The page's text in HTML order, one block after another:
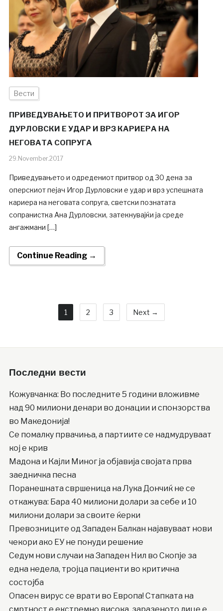
Вести
ПРИВЕДУВАЊЕТО И ПРИТВОРОТ ЗА ИГОР
ДУРЛОВСКИ Е УДАР И ВРЗ КАРИЕРА НА
НЕГОВАТА СОПРУГА
29.November.2017
Приведувањето и одредениот притвор од 30 дена за
оперскиот пејач Игор Дурловски е удар и врз успешната
кариера на неговата сопруга, светски познатата
сопранистка Ана Дурловски, затекнувајќи ја среде
ангажмани […]
Continue Reading →
1 2 3 Next →
Последни вести
Кожувчанка: Во последните 5 години вложивме
над 90 милиони денари во донации и спонзорства
во Македонија!
Се помалку првачиња, а партиите се надмудруваат
кој е крив
Мадона и Кајли Миног ја објавија својата прва
заедничка песна
Поранешната свршеница на Лука Дончиќ не се
откажува: Бара 40 милиони долари за себе и 10
милиони долари за своите ќерки
Превозниците од Западен Балкан најавуваат нови
чекори ако ЕУ не понуди решение
Седум нови случаи на Западен Нил во Скопје за
една недела, тројца пациенти во критична
состојба
Опасен вирус се врати во Европа! Стапката на